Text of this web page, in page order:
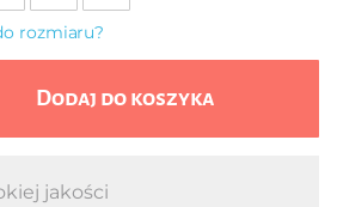
rozmiaru?
Dodaj do koszyka
jakości